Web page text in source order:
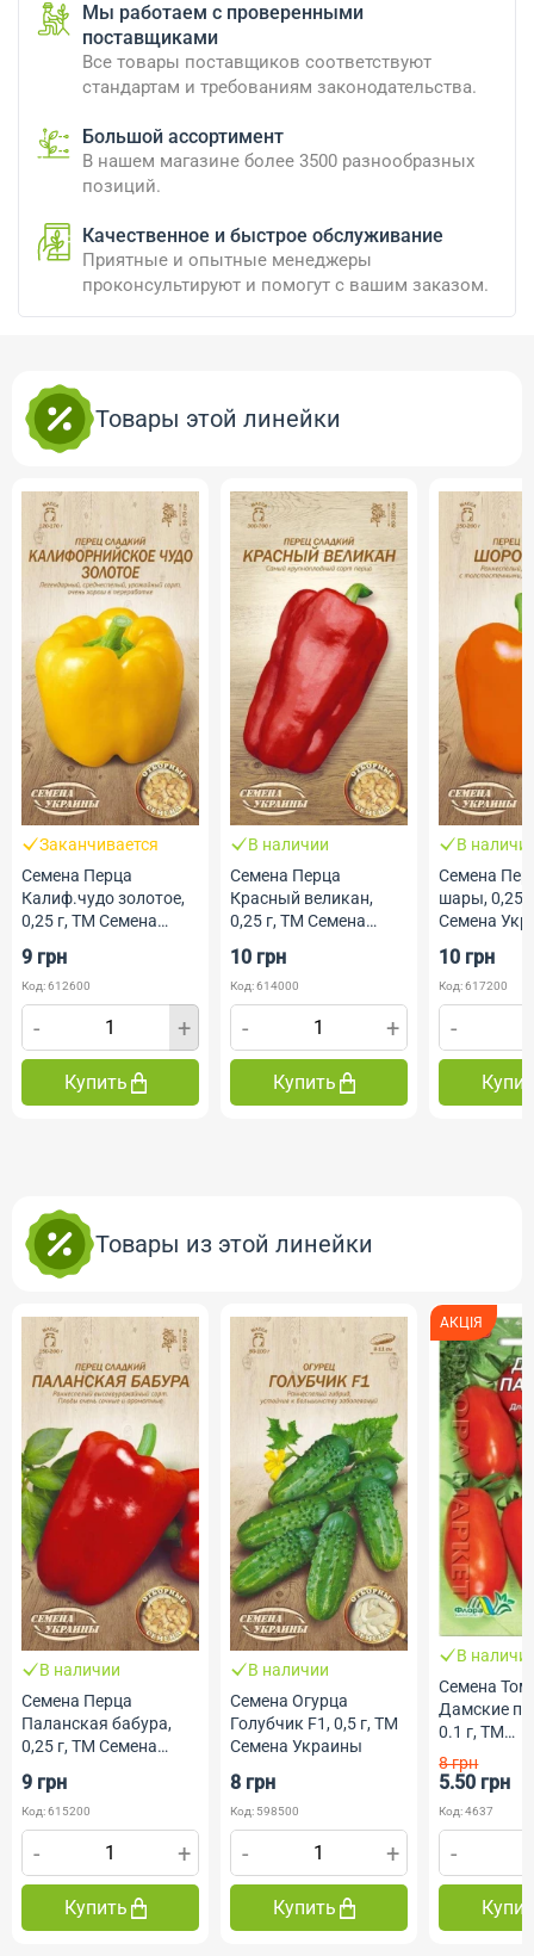
Мы работаем с проверенными
поставщиками
Все товары поставщиков соответствуют
стандартам и требованиям законодательства.
Большой ассортимент
В нашем магазине более 3500 разнообразных
позиций.
Качественное и быстрое обслуживание
Приятные и опытные менеджеры
проконсультируют и помогут с вашим заказом.
Товары этой линейки
Заканчивается
Семена Перца
Калиф.чудо золотое,
0,25 г, ТМ Семена
9 грн
Код: 612600
- +
Купить
В наличии
Семена Перца
Красный великан,
0,25 г, ТМ Семена
10 грн
Код: 614000
- +
Купить
В
Семена
шары, 0,25
Семена
10 грн
Код: 617200
-
Товары из этой линейки
В наличии
Семена Перца
Паланская бабура,
0,25 г, ТМ Семена
9 грн
Код: 615200
- +
Купить
В наличии
Семена Огурца
Голубчик F1, 0,5 г, ТМ
Семена Украины
8 грн
Код: 598500
- +
Купить
АКЦІЯ
В
Семена
Дамские
0.1 г, ТМ
8 грн
5.50 грн
Код: 4637
-